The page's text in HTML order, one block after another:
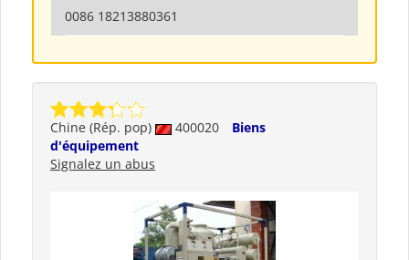
0086 18213880361
Chine (Rép. pop) 400020
Biens
d'équipement
Signalez un abus